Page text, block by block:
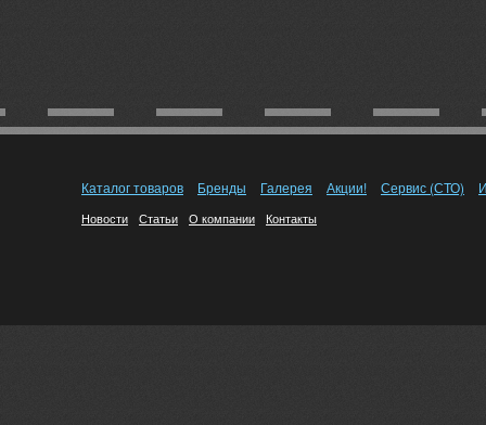
Каталог товаров Бренды Галерея Акции! Сервис (СТО)
Новости Статьи О компании Контакты